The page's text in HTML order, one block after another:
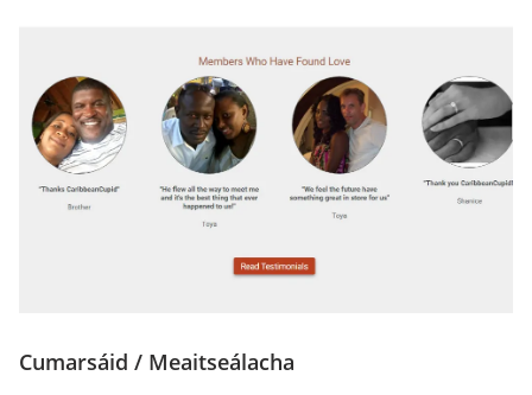
Cumarsáid / Meaitseálacha